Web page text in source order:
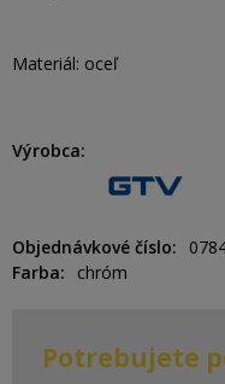
Materiál: oceľ
Výrobca
Objednávkové číslo
Farba
chróm
Potrebujete